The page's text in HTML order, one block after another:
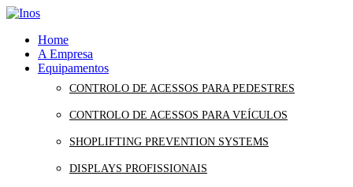
Home
A Empresa
Equipamentos
CONTROLO DE ACESSOS PARA PEDESTRES
CONTROLO DE ACESSOS PARA VEÍCULOS
SHOPLIFTING PREVENTION SYSTEMS
DISPLAYS PROFISSIONAIS